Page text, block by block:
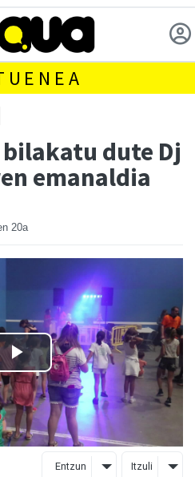
dute Dj
emanaldia
20a
Entzun Itzuli